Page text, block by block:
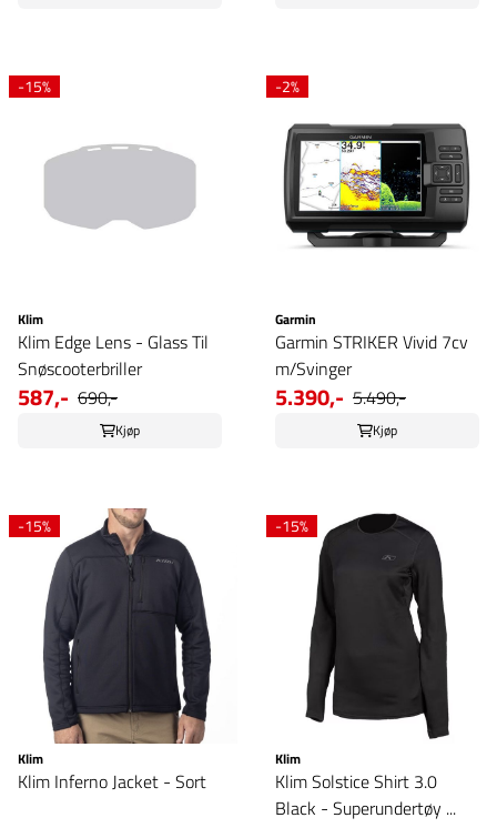
-15%
Klim
Klim Edge Lens - Glass Til
Snøscooterbriller
587,- 690,-
Kjøp
-2%
Garmin
Garmin STRIKER Vivid 7cv
m/Svinger
5.390,- 5.490,-
Kjøp
-15%
Klim
Klim Inferno Jacket - Sort
-15%
Klim
Klim Solstice Shirt 3.0
Black - Superundertøy ...